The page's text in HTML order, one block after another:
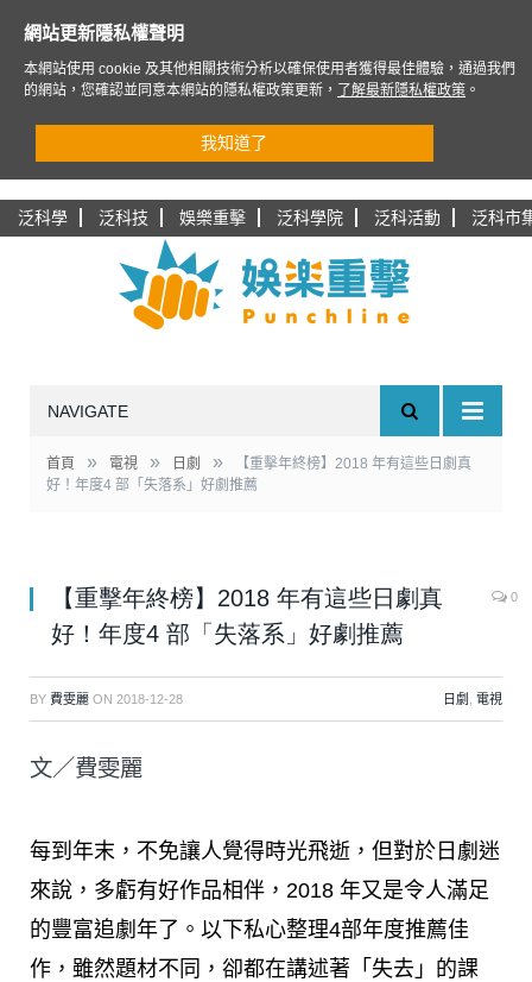
泛科學 泛科技 娛樂重擊 泛科學院 泛科活動 泛科市
NAVIGATE
首頁 » 電視 » 日劇 »
【重擊年終榜】2018 年有這些日劇真
好！年度4 部「失落系」好劇推薦
【重擊年終榜】2018 年有這些日劇真
好！年度4 部「失落系」好劇推薦
0
BY 費雯麗 ON 2018-12-28 日劇 電視
文／費雯麗
每到年末，不免讓人覺得時光飛逝，但對於日劇迷
來說，多虧有好作品相伴，2018 年又是令人滿足
的豐富追劇年了。以下私心整理4部年度推薦佳
作，雖然題材不同，卻都在講述著「失去」的課
網站更新隱私權聲明
本網站使用 cookie 及其他相關技術分析以確保使用者獲得最佳體驗，通過我們
的網站，您確認並同意本網站的隱私權政策更新，
了解最新隱私權政策 。
我知道了